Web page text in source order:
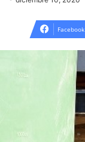
Facebook